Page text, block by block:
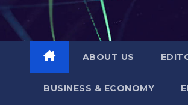
ABOUT US
BUSINESS & ECONOMY